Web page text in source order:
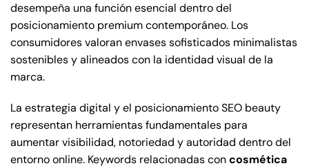
desempeña una función esencial dentro del
posicionamiento premium contemporáneo. Los
consumidores valoran envases sofisticados minimalistas
sostenibles y alineados con la identidad visual de la
marca.
La estrategia digital y el posicionamiento SEO beauty
representan herramientas fundamentales para
aumentar visibilidad, notoriedad y autoridad dentro del
entorno online. Keywords relacionadas concosmética